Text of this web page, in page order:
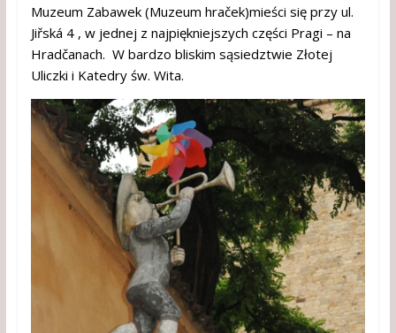
Muzeum Zabawek (Muzeum hraček)mieści się przy ul.
Jiřská 4 , w jednej z najpiękniejszych części Pragi – na
Hradčanach. W bardzo bliskim sąsiedztwie Złotej
Uliczki i Katedry św. Wita.